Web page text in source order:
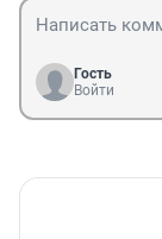
Гость
Войти